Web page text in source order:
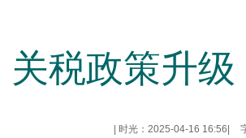
关税政策升
时光：2025-04-16 16:56